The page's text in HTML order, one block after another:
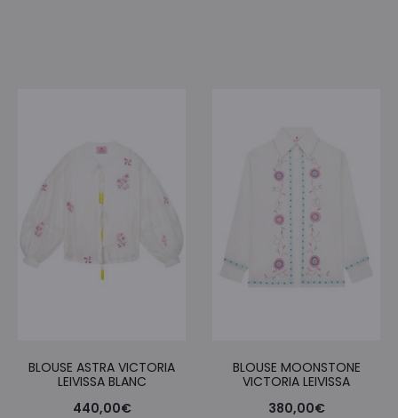
BLOUSE ASTRA VICTORIA
LEIVISSA BLANC
440,00€
BLOUSE MOONSTONE
VICTORIA LEIVISSA
380,00€